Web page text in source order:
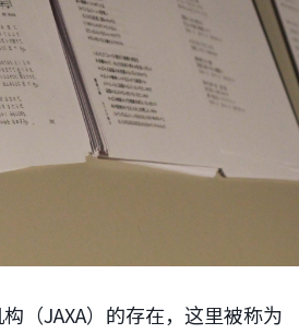
（JAXA）的存在，这里被称为